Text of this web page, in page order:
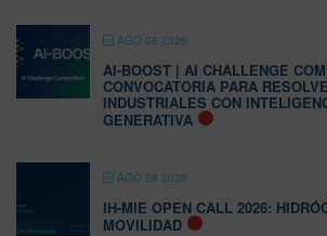
AGO 08 2026
AI-BOOST | AI CHALLENGE
CONVOCATORIA PARA
INDUSTRIALES CON
GENERATIVA
AGO 08 2026
IH-MIE OPEN CALL 2026:
MOVILIDAD